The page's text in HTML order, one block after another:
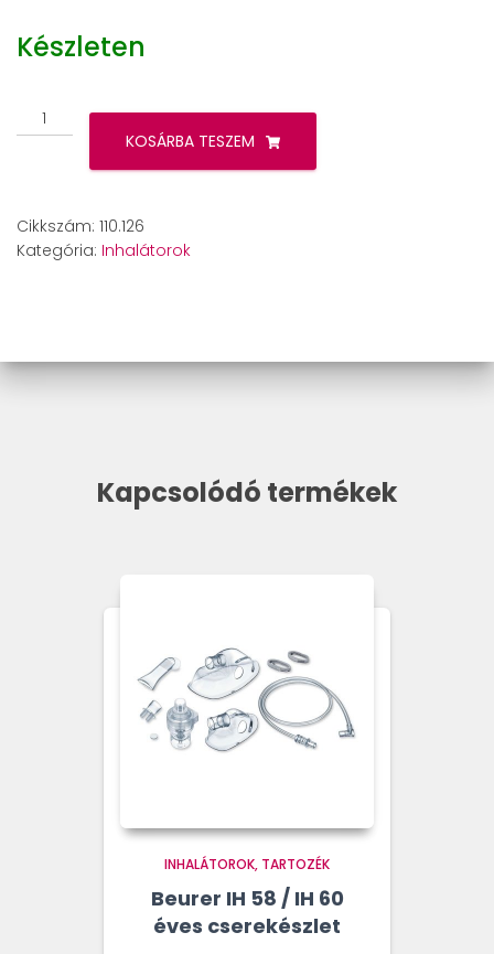
Készleten
Beurer
IH
mennyiség
KOSÁRBA TESZEM
Cikkszám: 110.126
Kategória: Inhalátorok
Kapcsolódó termékek
INHALÁTOROK TARTOZÉK
Beurer IH 58 / IH 60
éves cserekészlet